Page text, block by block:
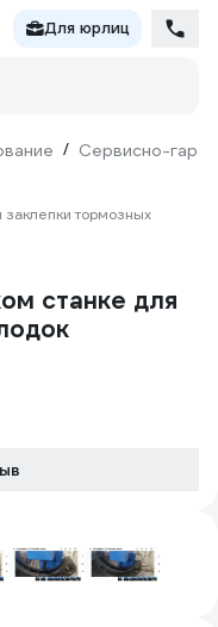
Для юрлиц
/ Сервисно-
заклепки тормозных
станке для